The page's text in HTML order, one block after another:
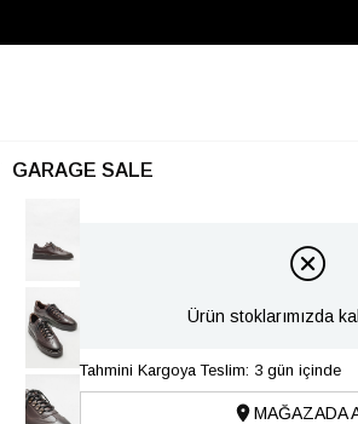
GARAGE SALE
Ürün stoklarımızda
Tahmini Kargoya Teslim: 3 gün içinde
MAĞAZADA